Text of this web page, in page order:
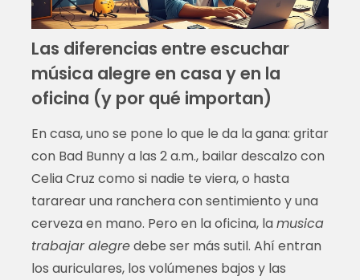
Las diferencias entre escuchar
música alegre en casa y en la
oficina (y por qué importan)
En casa, uno se pone lo que le da la gana: gritar
con Bad Bunny a las 2 a.m., bailar descalzo con
Celia Cruz como si nadie te viera, o hasta
tararear una ranchera con sentimiento y una
cerveza en mano. Pero en la oficina, lamusica
trabajar alegredebe ser más sutil. Ahí entran
los auriculares, los volúmenes bajos y las